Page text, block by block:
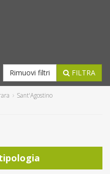
FILTRA
Rimuovi filtri
Sant'Agostino